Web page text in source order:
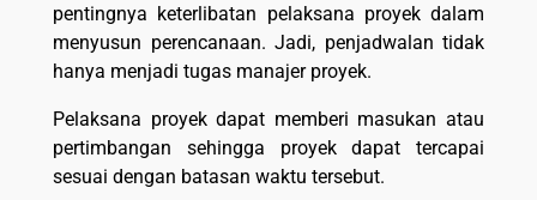
pentingnya keterlibatan pelaksana proyek dalam
menyusun perencanaan. Jadi, penjadwalan tidak
hanya menjadi tugas manajer proyek.
Pelaksana proyek dapat memberi masukan atau
pertimbangan sehingga proyek dapat tercapai
sesuai dengan batasan waktu tersebut.